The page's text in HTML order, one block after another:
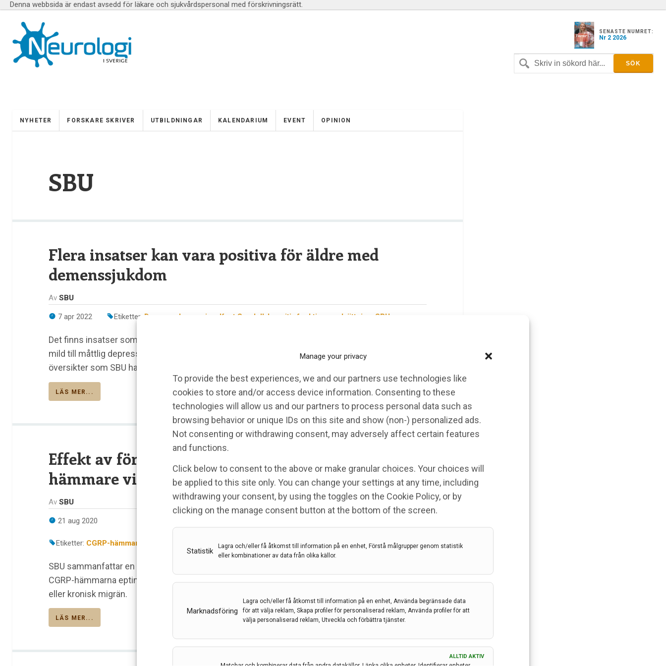
Manage your privacy
To provide the best experiences, we and our partners use technologies like
cookies to store and/or access device information. Consenting to these
technologies will allow us and our partners to process personal data such as
browsing behavior or unique IDs on this site and show (non-) personalized ads.
Not consenting or withdrawing consent, may adversely affect certain features
and functions.
Click below to consent to the above or make granular choices. Your choices will
be applied to this site only. You can change your settings at any time, including
withdrawing your consent, by using the toggles on the Cookie Policy, or by
clicking on the manage consent button at the bottom of the screen.
Statistik
Lagra och/eller få åtkomst till information på en enhet, Förstå målgrupper genom statistik
eller kombinationer av data från olika källor.
Marknadsföring
Lagra och/eller få åtkomst till information på en enhet, Använda begränsade data
för att välja reklam, Skapa profiler för personaliserad reklam, Använda profiler för att
välja personaliserad reklam, Utveckla och förbättra tjänster.
ALLTID AKTIV
Denna webbsida är endast avsedd för läkare och sjukvårdspersonal med förskrivningsrätt.
SENASTE NUMRET:
Nr 2 2026
NYHETER FORSKARE SKRIVER UTBILDNINGAR KALENDARIUM EVENT OPINION
SBU
Flera insatser kan vara positiva för äldre med
demenssjukdom
Av SBU
7 apr 2022 Etiketter: Demens depression Knut Sundell, kognitiv funktionsnedsättning SBU
Det finns insatser som dels kan bromsa fortsatt kognitiv funktionsnedsättning, dels hjälpa vid
mild till måttlig depression hos äldre med demenssjukdom. Det visar två välgjorda systematiska
översikter som SBU har granskat.
LÄS MER...
Effekt av förebyggande behandling med CGRP-
hämmare vid migrän
Av SBU
21 aug 2020
Etiketter: CGRP-hämmare Erenumab, fremanuzumab,Galcanezumab,Migrän,SBU
SBU sammanfattar en systematisk översikt som utvärderat den förebyggande effekten av
CGRP-hämmarna eptinezumab, erenumab, fremanuzumab och galcanezumab vid episodisk
eller kronisk migrän.
LÄS MER...